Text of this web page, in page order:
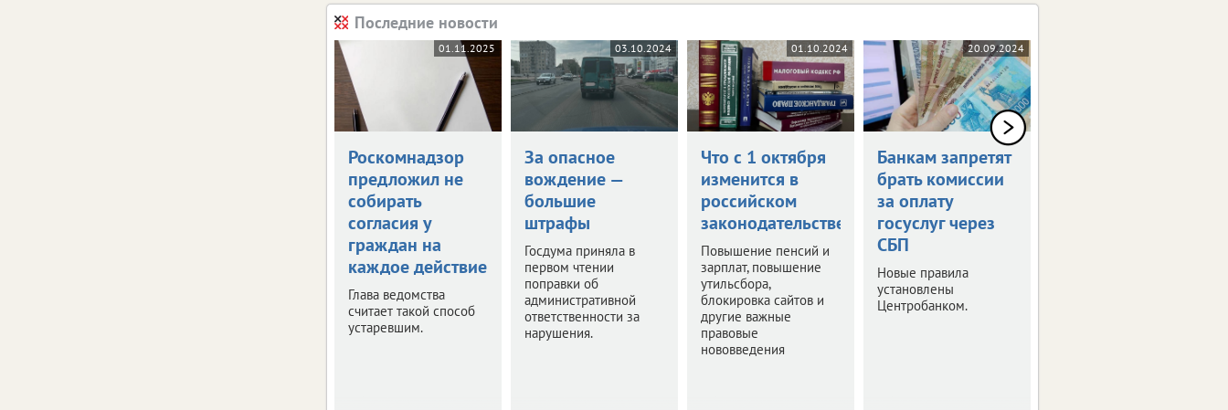
Последние новости
01.11.2025
Роскомнадзор
предложил не
собирать
согласия у
граждан на
каждое действие
Глава ведомства
считает такой способ
устаревшим.
03.10.2024
За опасное
вождение —
большие
штрафы
Госдума приняла в
первом чтении
поправки об
административной
ответственности за
нарушения.
01.10.2024
Что с 1 октября
изменится в
российском
законодательстве
Повышение пенсий и
зарплат, повышение
утильсбора,
блокировка сайтов и
другие важные
правовые
нововведения
20.09.2024
Банкам запретят
брать комиссии
за оплату
госуслуг через
СБП
Новые правила
установлены
Центробанком.